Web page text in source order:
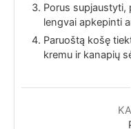
Porus supjaustyti,
lengvai apkepinti
Paruoštą košę
kremu ir kanapių